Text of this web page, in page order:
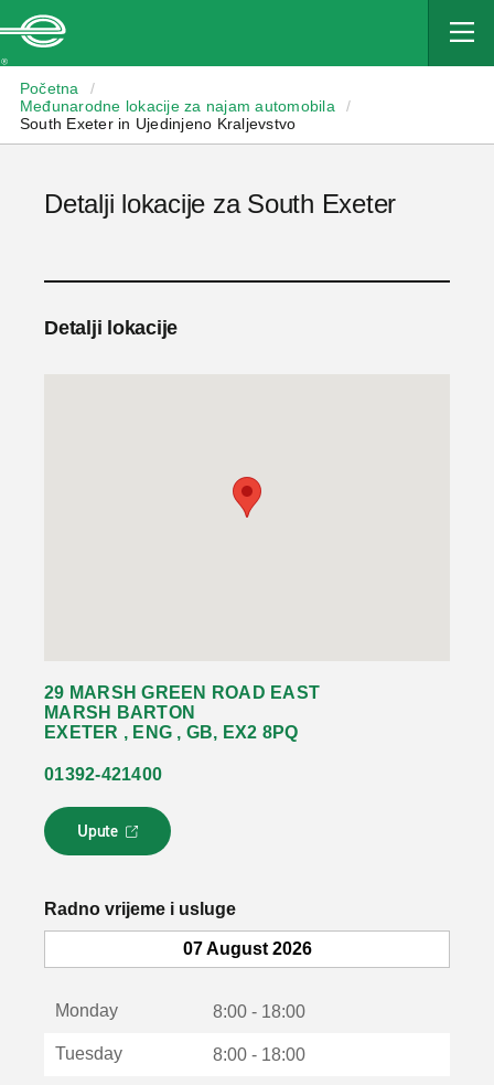
Početna
/
Međunarodne lokacije za najam automobila
/
South Exeter in Ujedinjeno Kraljevstvo
Detalji lokacije za South Exeter
Detalji lokacije
29 MARSH GREEN ROAD EAST
MARSH BARTON
EXETER , ENG , GB, EX2 8PQ
01392-421400
Upute
L
i
k
o
Radno vrijeme i usluge
07 August 2026
Monday 8:00 - 18:00
Tuesday 8:00 - 18:00